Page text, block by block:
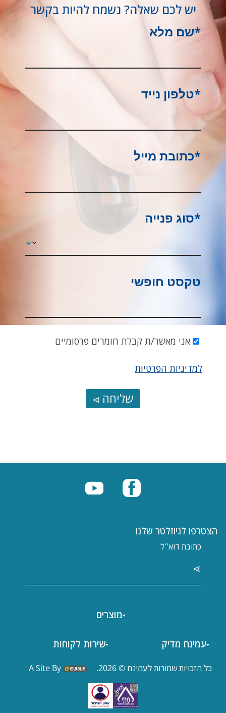
יש לכם שאלה? נשמח להיות בקשר
*שם מלא
*טלפון נייד
*כתובת מייל
*סוג פנייה
טקסט חופשי
אני מאשר/ת קבלת חומרים פרסומיים
למדיניות הפרטיות
שליחה
הצטרפו לניוזלטר שלנו
מוצרים
עמינח מדיק שירות לקוחות
כל הזכויות שמורות לעמינח © 2026. A Site By